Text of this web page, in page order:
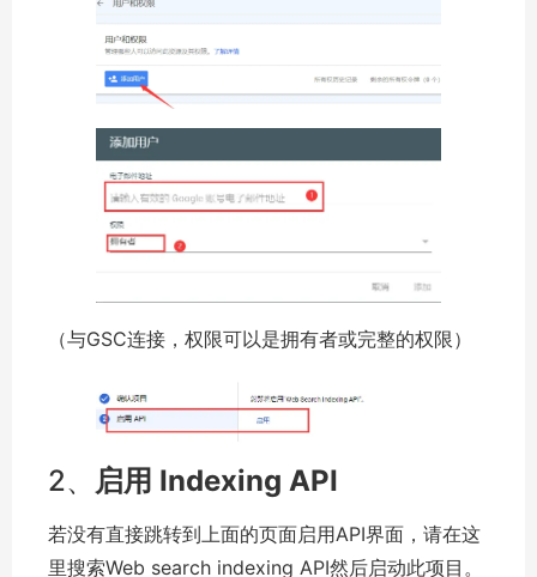
（与GSC连接，权限可以是拥有者或完整的权限）
2、 启用 Indexing API
若没有直接跳转到上面的页面启用API界面，请在这
里搜索Web search indexing API然后启动此项目。